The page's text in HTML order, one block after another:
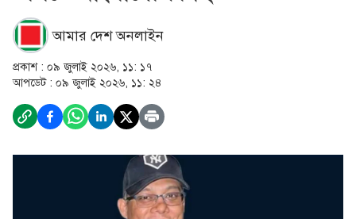
আমার দেশ অনলাইন
প্রকাশ : ০৯ জুলাই ২০২৬, ১১: ১৭
আপডেট : ০৯ জুলাই ২০২৬, ১১: ২৪